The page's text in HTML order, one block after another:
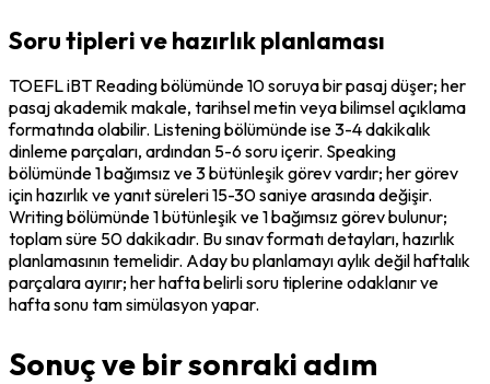
Soru tipleri ve hazırlık planlaması
TOEFL iBT Reading bölümünde 10 soruya bir pasaj düşer; her
pasaj akademik makale, tarihsel metin veya bilimsel açıklama
formatında olabilir. Listening bölümünde ise 3-4 dakikalık
dinleme parçaları, ardından 5-6 soru içerir. Speaking
bölümünde 1 bağımsız ve 3 bütünleşik görev vardır; her görev
için hazırlık ve yanıt süreleri 15-30 saniye arasında değişir.
Writing bölümünde 1 bütünleşik ve 1 bağımsız görev bulunur;
toplam süre 50 dakikadır. Bu sınav formatı detayları, hazırlık
planlamasının temelidir. Aday bu planlamayı aylık değil haftalık
parçalara ayırır; her hafta belirli soru tiplerine odaklanır ve
hafta sonu tam simülasyon yapar.
Sonuç ve bir sonraki adım